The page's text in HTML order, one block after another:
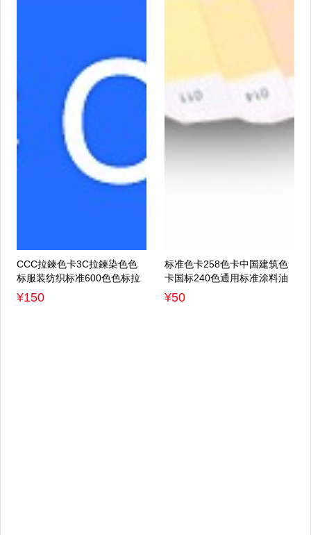
CCC拉鍊色卡3C拉鍊染色色
标服装纺织标准600色色标拉
鍊色卡
¥150
标准色卡258色卡中国建筑色
卡国标240色通用标准涂料油
漆用色卡可定制封面
¥50